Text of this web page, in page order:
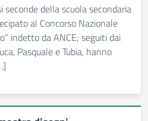
seconde della scuola secondaria
al Concorso Nazionale
indetto da ANCE; seguiti dai
Pasquale e Tubia, hanno